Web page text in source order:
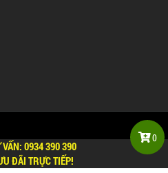
0
dành cho bạn
0934 390 390
ĐÃI TRỰC TIẾP!